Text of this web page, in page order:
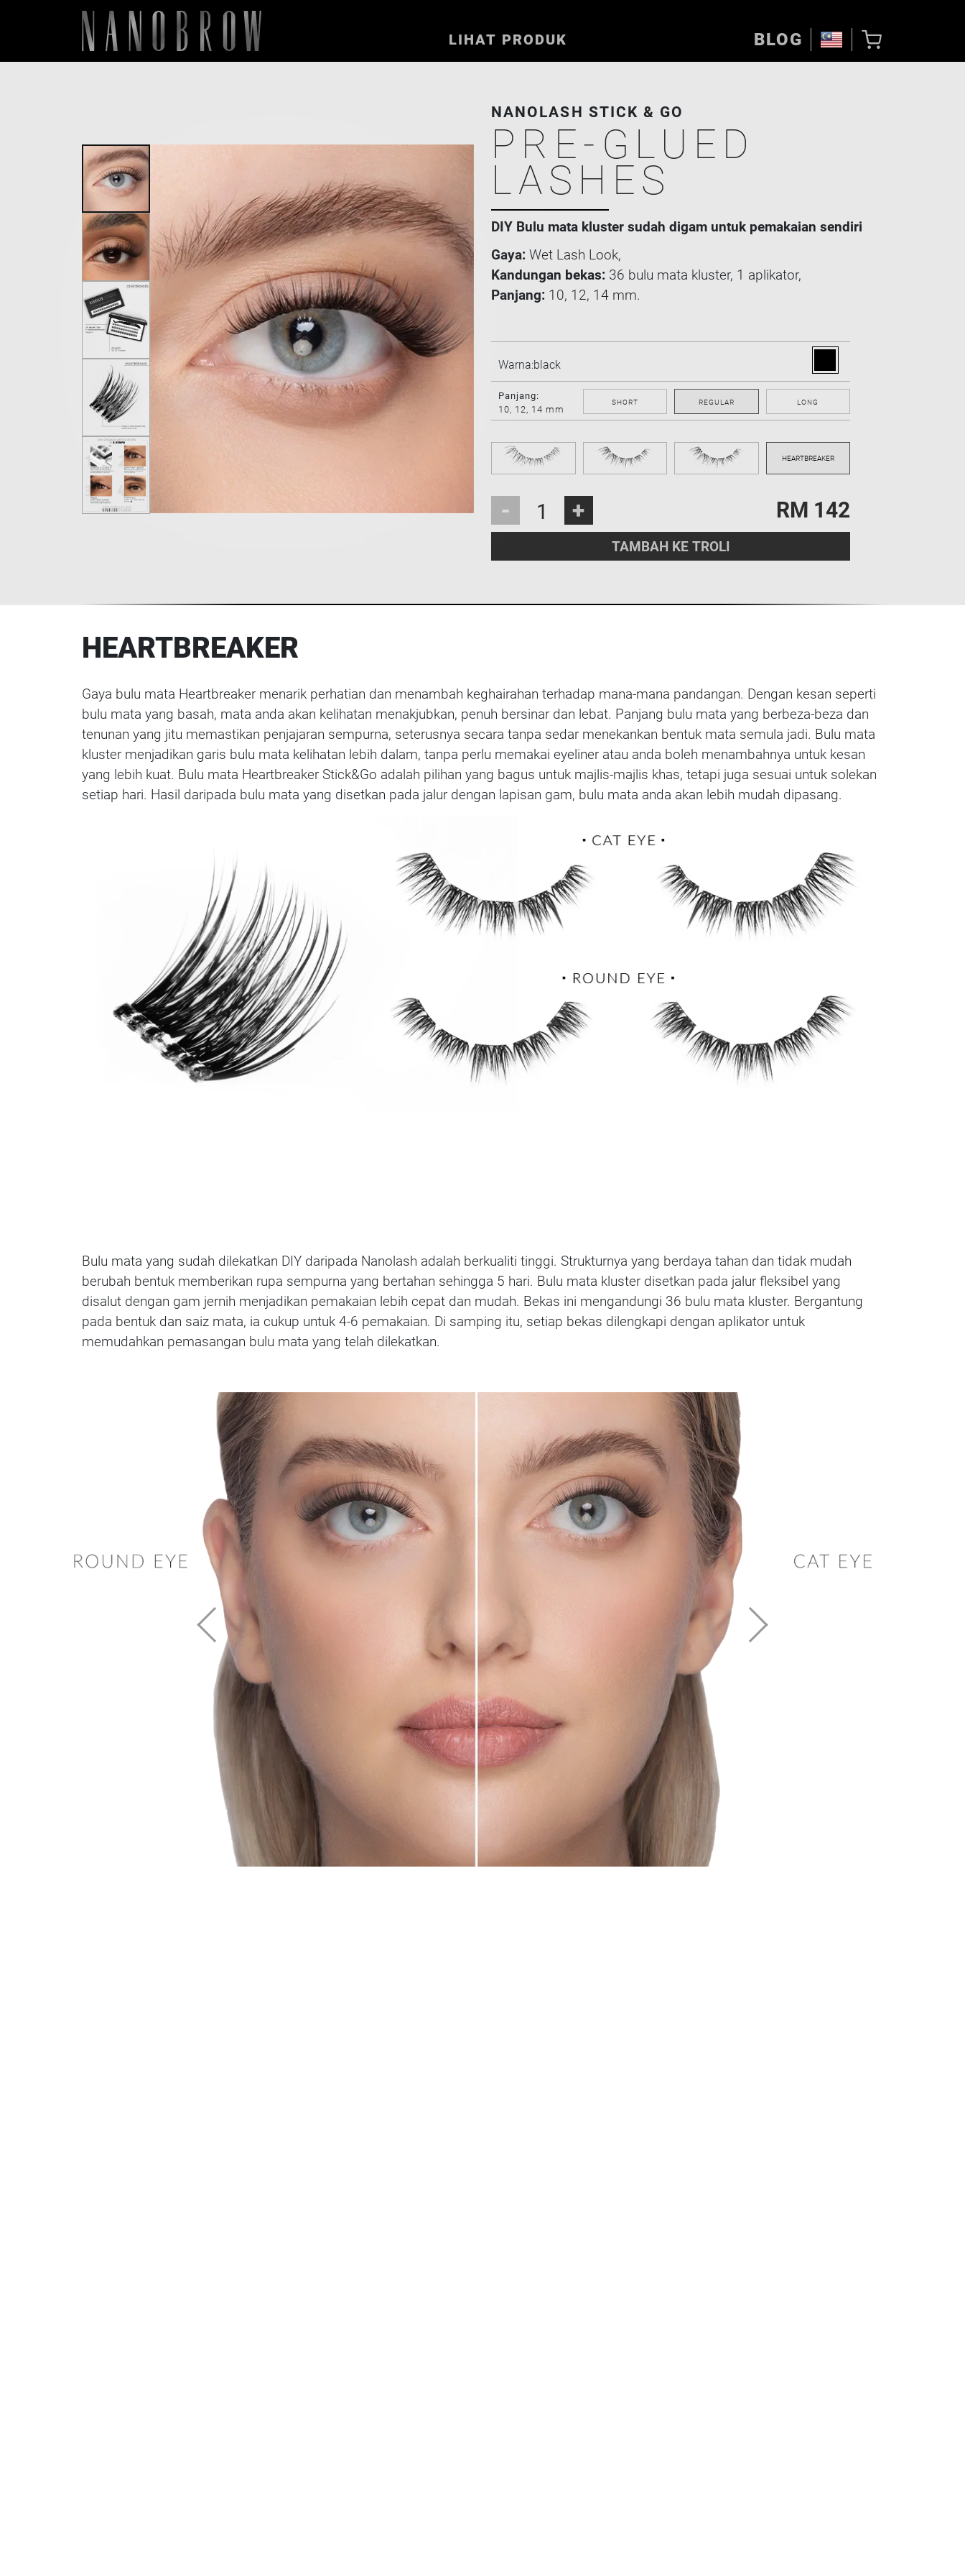
LIHAT PRODUK BLOG
NANOLASH STICK & GO
PRE-GLUED
LASHES
DIY Bulu mata kluster sudah digam untuk pemakaian sendiri
Gaya: Wet Lash Look,
Kandungan bekas: 36 bulu mata kluster, 1 aplikator,
Panjang: 10, 12, 14 mm.
Warna:black
Panjang:
10, 12, 14 mm
SHORT REGULAR LONG
- + RM 142
TAMBAH KE TROLI
HEARTBREAKER
Gaya bulu mata Heartbreaker menarik perhatian dan menambah keghairahan terhadap mana-mana pandangan. Dengan kesan seperti
bulu mata yang basah, mata anda akan kelihatan menakjubkan, penuh bersinar dan lebat. Panjang bulu mata yang berbeza-beza dan
tenunan yang jitu memastikan penjajaran sempurna, seterusnya secara tanpa sedar menekankan bentuk mata semula jadi. Bulu mata
kluster menjadikan garis bulu mata kelihatan lebih dalam, tanpa perlu memakai eyeliner atau anda boleh menambahnya untuk kesan
yang lebih kuat. Bulu mata Heartbreaker Stick&Go adalah pilihan yang bagus untuk majlis-majlis khas, tetapi juga sesuai untuk solekan
setiap hari. Hasil daripada bulu mata yang disetkan pada jalur dengan lapisan gam, bulu mata anda akan lebih mudah dipasang.
Bulu mata yang sudah dilekatkan DIY daripada Nanolash adalah berkualiti tinggi. Strukturnya yang berdaya tahan dan tidak mudah
berubah bentuk memberikan rupa sempurna yang bertahan sehingga 5 hari. Bulu mata kluster disetkan pada jalur fleksibel yang
disalut dengan gam jernih menjadikan pemakaian lebih cepat dan mudah. Bekas ini mengandungi 36 bulu mata kluster. Bergantung
pada bentuk dan saiz mata, ia cukup untuk 4-6 pemakaian. Di samping itu, setiap bekas dilengkapi dengan aplikator untuk
memudahkan pemasangan bulu mata yang telah dilekatkan.